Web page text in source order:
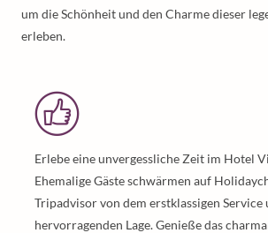
um die Schönheit und den Charme dieser
erleben.
Erlebe eine unvergessliche Zeit im Hotel
Ehemalige Gäste schwärmen auf
Tripadvisor von dem erstklassigen Service
hervorragenden Lage. Genieße das